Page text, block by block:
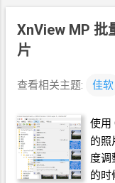
XnView MP 批
片
查看相关主题: 佳软
使用
的照
度调
的时